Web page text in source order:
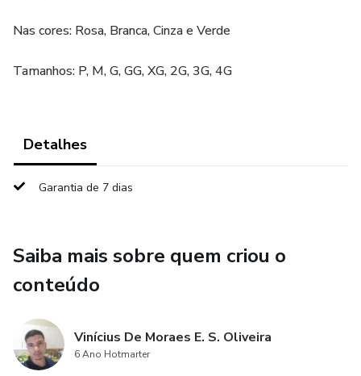
Nas cores: Rosa, Branca, Cinza e Verde
Tamanhos: P, M, G, GG, XG, 2G, 3G, 4G
Detalhes
Garantia de 7 dias
Saiba mais sobre quem criou o
conteúdo
Vinícius De Moraes E. S. Oliveira
6 Ano Hotmarter